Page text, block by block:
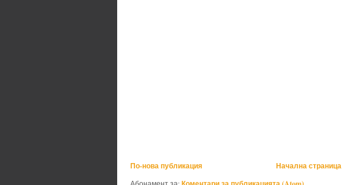
По-нова публикация Начална страница